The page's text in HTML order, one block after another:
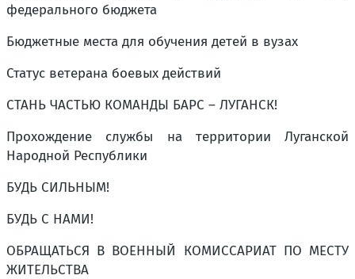
федерального бюджета
Бюджетные места для обучения детей в вузах
Статус ветерана боевых действий
СТАНЬ ЧАСТЬЮ КОМАНДЫ БАРС – ЛУГАНСК!
Прохождение службы на территории Луганской
Народной Республики
БУДЬ СИЛЬНЫМ!
БУДЬ С НАМИ!
ОБРАЩАТЬСЯ В ВОЕННЫЙ КОМИССАРИАТ ПО МЕСТУ
ЖИТЕЛЬСТВА